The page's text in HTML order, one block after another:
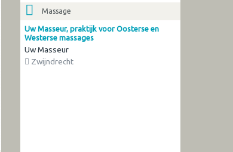
Massage
Uw Masseur, praktijk voor Oosterse en
Westerse massages
Uw Masseur
Zwijndrecht